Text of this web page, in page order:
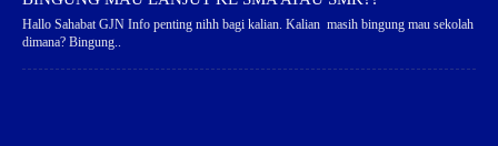
Hallo Sahabat GJN Info penting nihh bagi kalian. Kalian masih bingung mau sekolah
dimana? Bingung..